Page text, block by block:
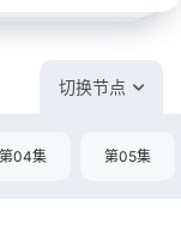
切换节点
第04集 第05集